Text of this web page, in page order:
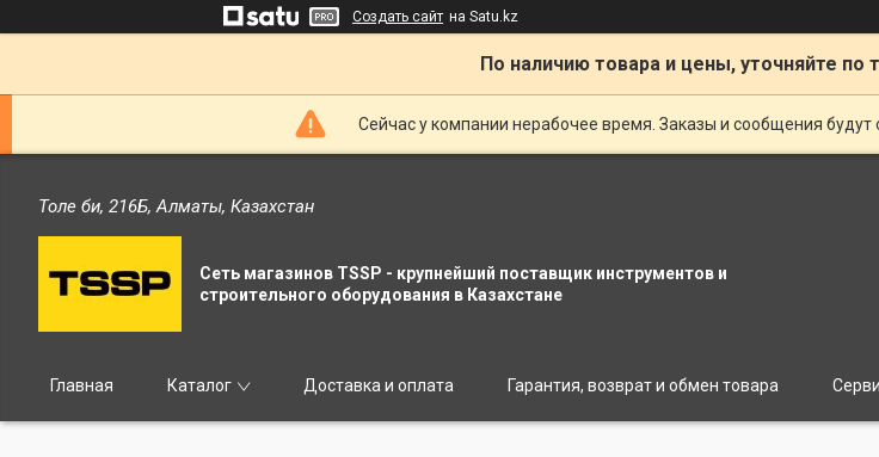
Создать сайт на Satu.kz
По наличию товара и цены, уточняйте по
Сейчас у компании нерабочее время. Заказы и сообщения
Толе би, 216Б, Алматы, Казахстан
Сеть магазинов TSSP - крупнейший поставщик инструментов и
строительного оборудования в Казахстане
Главная Каталог Доставка и оплата Гарантия, возврат и обмен товара